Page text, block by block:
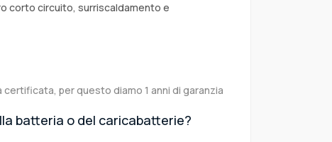
corto circuito, surriscaldamento e
per questo diamo 1 anni di garanzia
batteria o del caricabatterie?